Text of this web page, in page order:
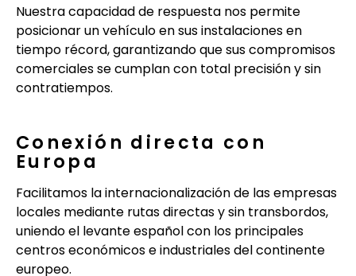
Nuestra capacidad de respuesta nos permite
posicionar un vehículo en sus instalaciones en
tiempo récord, garantizando que sus compromisos
comerciales se cumplan con total precisión y sin
contratiempos.
Conexión directa con
Europa
Facilitamos la internacionalización de las empresas
locales mediante rutas directas y sin transbordos,
uniendo el levante español con los principales
centros económicos e industriales del continente
europeo.